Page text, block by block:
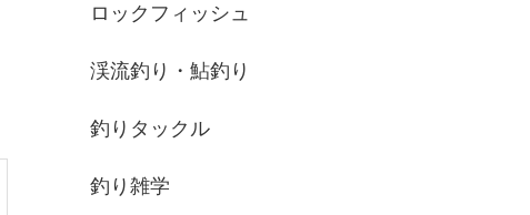
ロックフィッシュ
渓流釣り・鮎釣り
釣りタックル
釣り雑学